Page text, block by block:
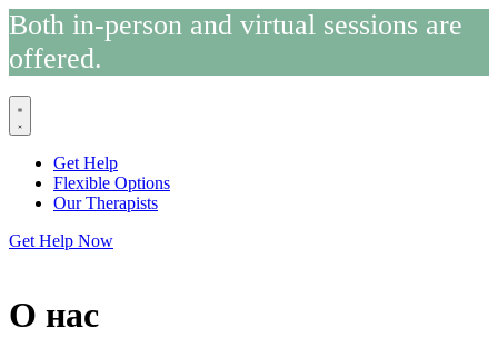
Both in-person and virtual sessions are
offered.
Get Help
Flexible Options
Our Therapists
Get Help Now
О нас